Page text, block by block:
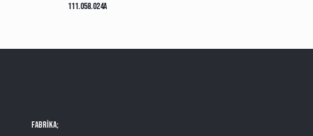
111.058.024A
Fabrika;